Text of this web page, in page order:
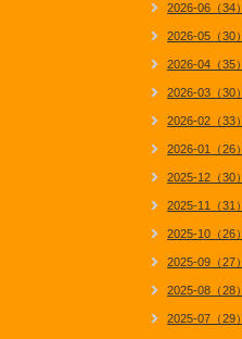
2026-06（34）
2026-05（30）
2026-04（35）
2026-03（30）
2026-02（33）
2026-01（26）
2025-12（30）
2025-11（31）
2025-10（26）
2025-09（27）
2025-08（28）
2025-07（29）